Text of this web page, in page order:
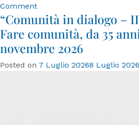
Commenton
Fondazione
Popolare
di
Bergamo
“Comunità in dialogo –
Fare comunità, da 35
novembre 2026
Posted on 7 Luglio 20268 Luglio 2026